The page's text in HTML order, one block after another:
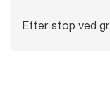
Efter stop ved